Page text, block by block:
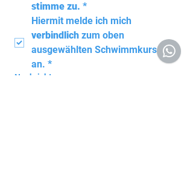
stimme zu. *
verbindlich zum oben
ausgewählten Schwimmkurs
an. *
Nachricht